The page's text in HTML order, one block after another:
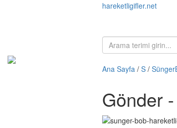
hareketligifler.net
Ana Sayfa / S /
Gönder